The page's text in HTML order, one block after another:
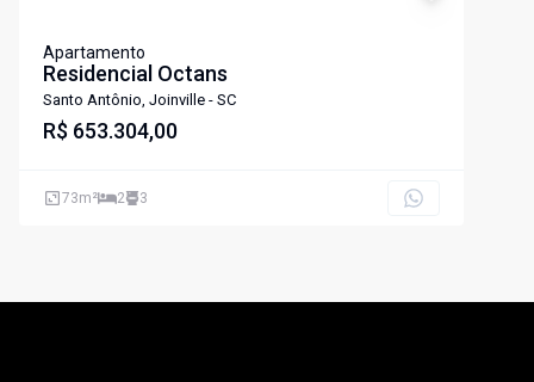
Apartamento
Residencial Octans
Santo Antônio, Joinville - SC
R$ 653.304,00
73m² 2 3